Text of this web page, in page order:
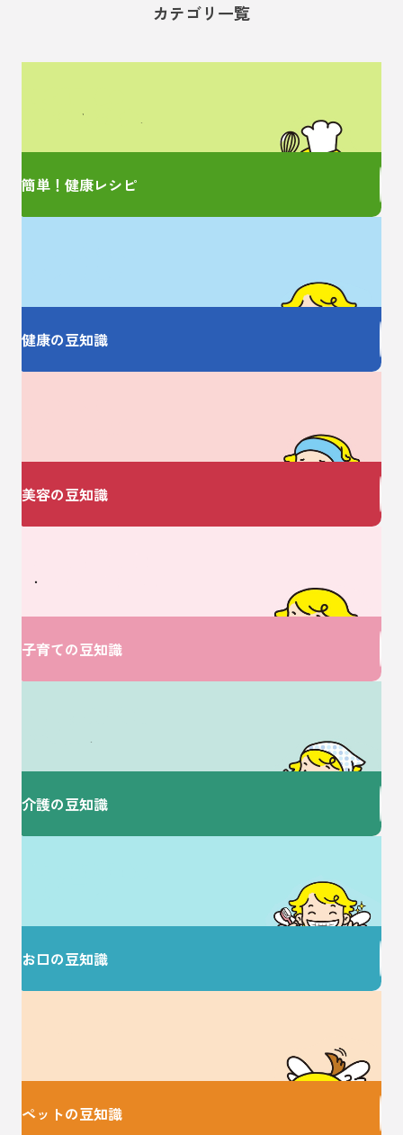
カテゴリ一覧
簡単レシピをご紹介！
簡単！健康レシピ
健康の豆知識
美容の豆知識
V・ドラッグにおまかせ♪
子育ての豆知識
介護の豆知識
お口の豆知識
ペットの豆知識